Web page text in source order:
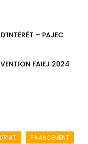
– PAJEC
FAIEJ 2024
FINANCEMENT